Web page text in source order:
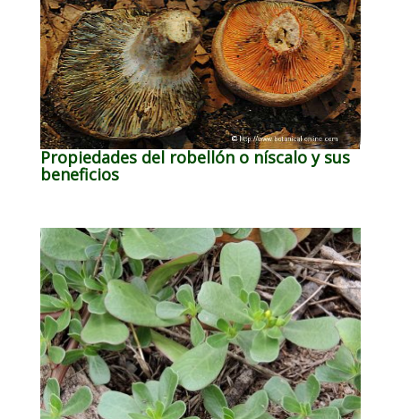
Propiedades del robellón o níscalo y sus
beneficios